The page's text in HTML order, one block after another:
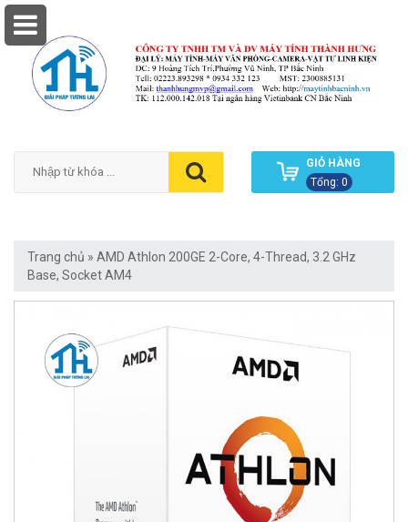
GIỎ HÀNG
Tổng: 0
Trang chủ » AMD Athlon 200GE 2-Core, 4-Thread, 3.2 GHz
Base, Socket AM4